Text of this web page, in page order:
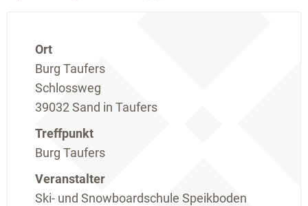
Ort
Burg Taufers
Schlossweg
39032 Sand in Taufers
Treffpunkt
Burg Taufers
Veranstalter
Ski- und Snowboardschule Speikboden